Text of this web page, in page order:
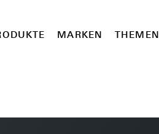
MARKEN THEMEN